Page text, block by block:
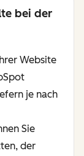
bei der
Website
je nach
Sie
der